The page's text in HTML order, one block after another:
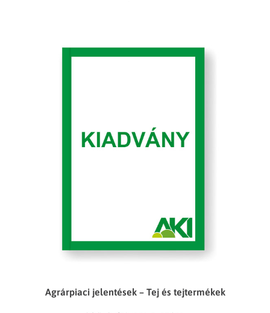
Agrárpiaci jelentések – Tej és tejtermékek